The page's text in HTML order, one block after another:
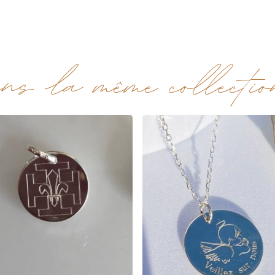
la même